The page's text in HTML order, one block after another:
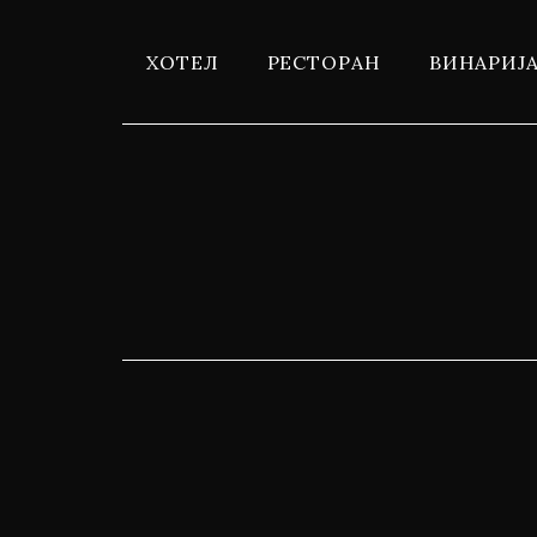
ХОТЕЛ РЕСТОРАН